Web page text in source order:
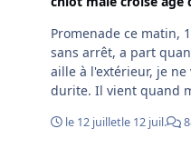
Promenade ce matin,
sans arrêt, a part
aille à l'extérieur, je
durite. Il vient quand
le 12 juilletle 12 juil.